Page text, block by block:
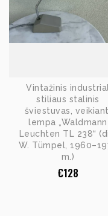
Vintažinis industrial
stiliaus stalinis
šviestuvas,
lempa „Waldmann
Leuchten TL 238“
W. Tümpel,
m.)
€128